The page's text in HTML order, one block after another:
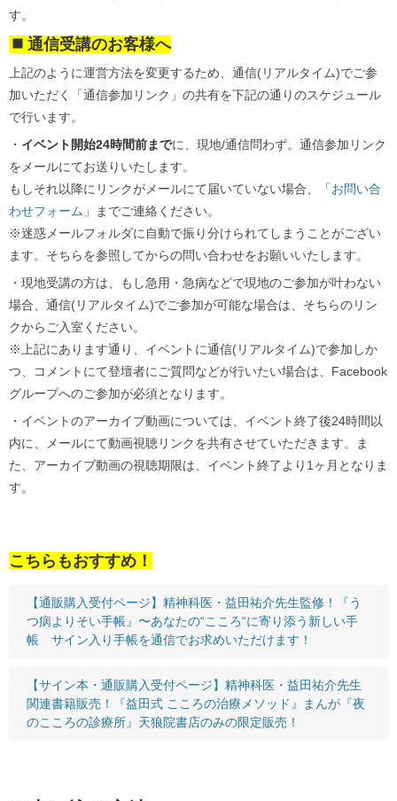
す。
通信受講のお客様へ
上記のように運営方法を変更するため、通信(リアルタイム)でご参
加いただく「通信参加リンク」の共有を下記の通りのスケジュール
で行います。
・ イベント開始24時間前までに、現地/通信問わず。通信参加リンク
をメールにてお送りいたします。
もしそれ以降にリンクがメールにて届いていない場合、「お問い合
わせフォーム 」までご連絡ください。
※迷惑メールフォルダに自動で振り分けられてしまうことがござい
ます。そちらを参照してからの問い合わせをお願いいたします。
・現地受講の方は、もし急用・急病などで現地のご参加が叶わない
場合、通信(リアルタイム)でご参加が可能な場合は、そちらのリン
クからご入室ください。
※上記にあります通り、イベントに通信(リアルタイム)で参加しか
つ、コメントにて登壇者にご質問などが行いたい場合は、Facebook
グループへのご参加が必須となります。
・イベントのアーカイブ動画については、イベント終了後24時間以
内に、メールにて動画視聴リンクを共有させていただきます。ま
た、アーカイブ動画の視聴期限は、イベント終了より1ヶ月となりま
す。
こちらもおすすめ！
【通販購入受付ページ】精神科医・益田祐介先生監修！『う
つ病よりそい手帳』〜あなたの“こころ“に寄り添う新しい手
帳 サイン入り手帳を通信でお求めいただけます！
【サイン本・通販購入受付ページ】精神科医・益田祐介先生
関連書籍販売！『益田式 こころの治療メソッド』まんが『夜
のこころの診療所』天狼院書店のみの限定販売！